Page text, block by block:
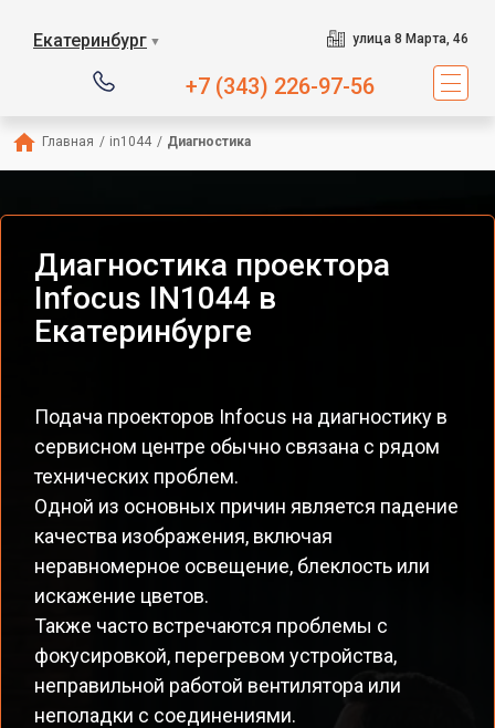
Екатеринбург ▼ улица 8 Марта, 46
+7 (343) 226-97-56
Главная / in1044 / Диагностика
Диагностика проектора
Infocus IN1044 в
Екатеринбурге
Подача проекторов Infocus на диагностику в
сервисном центре обычно связана с рядом
технических проблем.
Одной из основных причин является падение
качества изображения, включая
неравномерное освещение, блеклость или
искажение цветов.
Также часто встречаются проблемы с
фокусировкой, перегревом устройства,
неправильной работой вентилятора или
неполадки с соединениями.